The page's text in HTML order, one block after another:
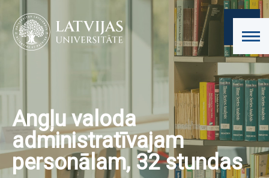
Angļu valoda
administratīvajam
personālam, 32 stundas